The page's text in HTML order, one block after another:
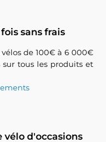
sans frais
vélos de 100€ à 6 000€
sur tous les produits et
vélo d'occasions